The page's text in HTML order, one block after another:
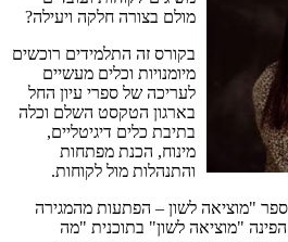
מולם בצורה חלקה ויעילה?
בקורס זה התלמידים רוכשים
מיומנויות וכלים מעשיים
לעריכה של ספרי עיון החל
בארגון הטקסט השלם וכלה
בתיבת כלים דיגיטליים,
מינוח, הכנת מפתחות
והתנהלות מול לקוחות.
"מוציאה לשון – הפתעות מהמגירה
הפינה "מוציאה לשון" בתוכנית "מה